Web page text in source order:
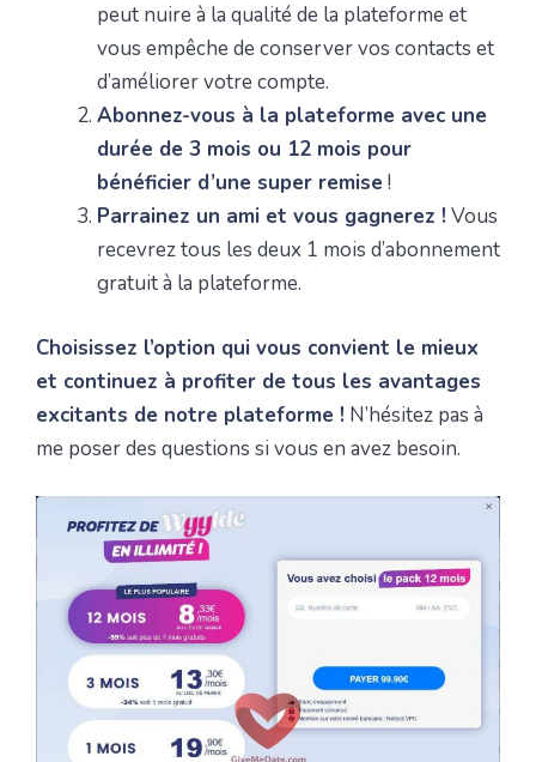
peut nuire à la qualité de la plateforme et
vous empêche de conserver vos contacts et
d’améliorer votre compte.
Abonnez-vous à la plateforme avec une
durée de 3 mois ou 12 mois pour
bénéficier d’une super remise !
Parrainez un ami et vous gagnerez ! Vous
recevrez tous les deux 1 mois d’abonnement
gratuit à la plateforme.
Choisissez l’option qui vous convient le mieux
et continuez à profiter de tous les avantages
excitants de notre plateforme ! N’hésitez pas à
me poser des questions si vous en avez besoin.